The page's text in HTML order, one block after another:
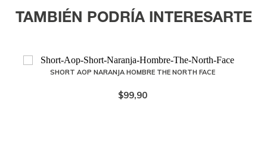
TAMBIÉN PODRÍA INTERESARTE
SHORT AOP NARANJA HOMBRE THE NORTH FACE
$99,90